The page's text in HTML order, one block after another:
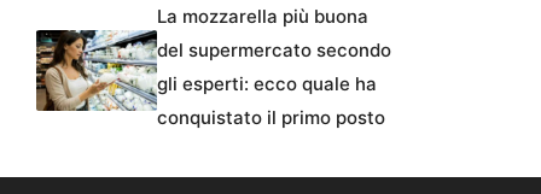
La mozzarella più buona
del supermercato secondo
gli esperti: ecco quale ha
conquistato il primo posto